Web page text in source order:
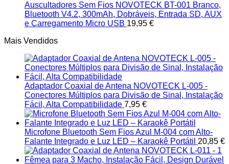
Auscultadores Sem Fios NOVOTECK BT-001 Branco,
Bluetooth V4.2, 300mAh, Dobráveis, Entrada SD, AUX
e Carregamento Micro USB 19,95 €
Mais Vendidos
Adaptador Coaxial de Antena NOVOTECK L-005 -
Conectores Múltiplos para Divisão de Sinal, Instalação
Fácil, Alta Compatibilidade 7,95 €
Microfone Bluetooth Sem Fios Azul M-004 com Alto-
Falante Integrado e Luz LED – Karaokê Portátil 20,85 €